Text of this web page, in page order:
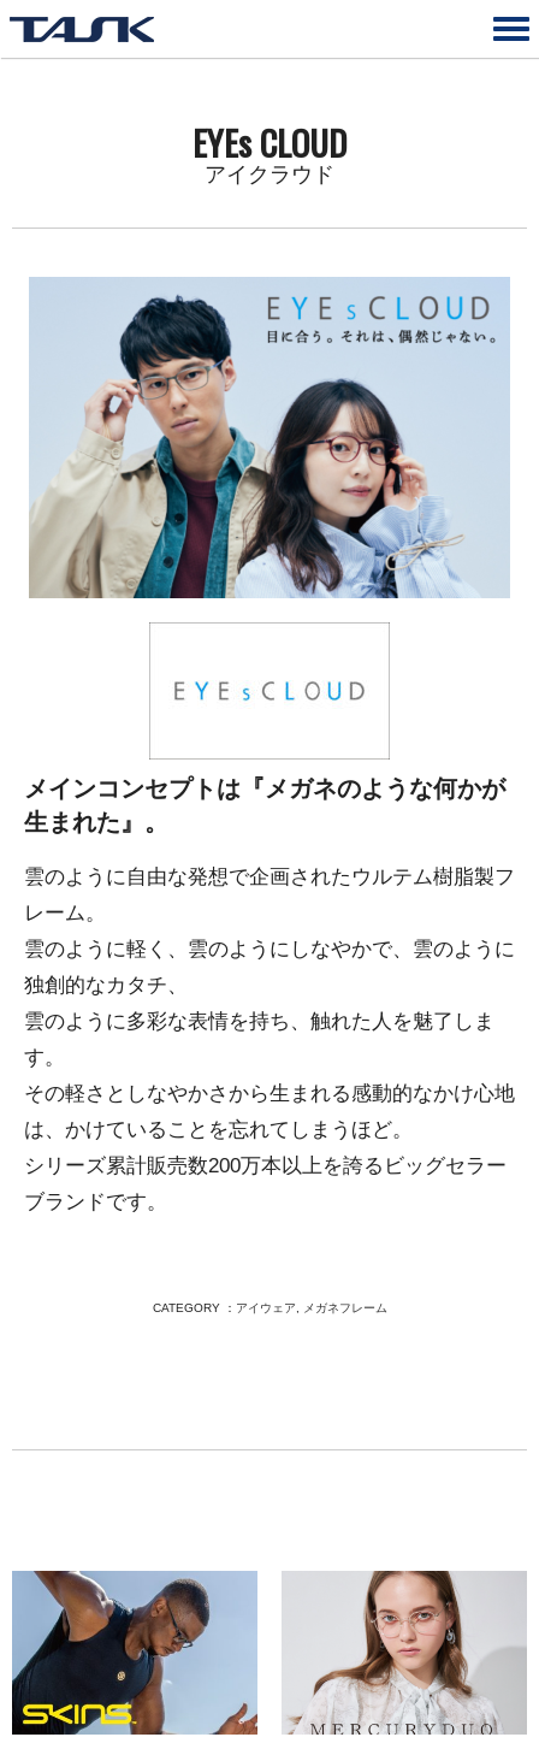
EYEs CLOUD
アイクラウド
メインコンセプトは『メガネのような何かが
生まれた』。
雲のように自由な発想で企画されたウルテム樹脂製フ
レーム。
雲のように軽く、雲のようにしなやかで、雲のように
独創的なカタチ、
雲のように多彩な表情を持ち、触れた人を魅了しま
す。
その軽さとしなやかさから生まれる感動的なかけ心地
は、かけていることを忘れてしまうほど。
シリーズ累計販売数200万本以上を誇るビッグセラー
ブランドです。
CATEGORY ： アイウェア メガネフレーム